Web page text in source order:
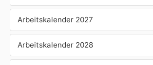
Arbeitskalender 2027
Arbeitskalender 2028